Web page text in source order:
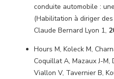
conduite automobile :
(Habilitation à diriger
Claude Bernard Lyon 1,
Hours M, Koleck M,
Coquillat A, Mazaux J-M,
Viallon V, Tavernier B,